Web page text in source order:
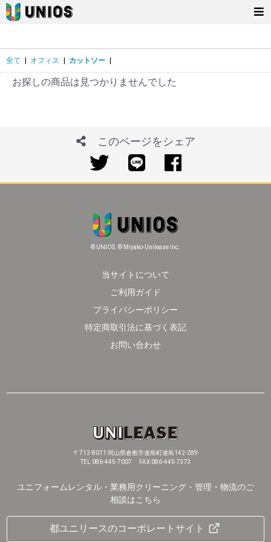
全て オフィス カットソー
お探しの商品は見つかりませんでした
このページをシェア
© UNIOS. © Miyako-Unilease Inc.
当サイトについて
ご利用ガイド
プライバシーポリシー
特定商取引法に基づく表記
お問い合わせ
〒712-8011 岡山県倉敷市連島町連島142-289
TEL 086-445-7007 FAX 086-445-7373
ユニフォームレンタル・業務用クリーニング・管理・物流のご
相談はこちら
都ユニリースのコーポレートサイト